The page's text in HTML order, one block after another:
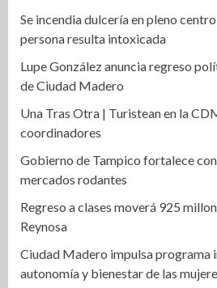
Se incendia dulcería en pleno
persona resulta intoxicada
Lupe González anuncia regreso
de Ciudad Madero
Una Tras Otra | Turistean en la
coordinadores
Gobierno de Tampico fortalece
mercados rodantes
Regreso a clases moverá 925
Reynosa
Ciudad Madero impulsa
autonomía y bienestar de las